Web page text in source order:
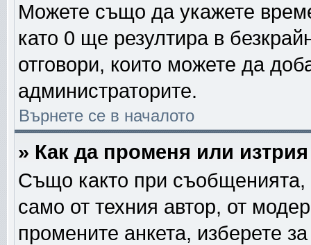
Можете също да укажете
като 0 ще резултира в
отговори, които можете да
администраторите.
Върнете се в началото
» Как да променя или изтрия
Също както при съобщенията,
само от техния автор, от
промените анкета, изберете